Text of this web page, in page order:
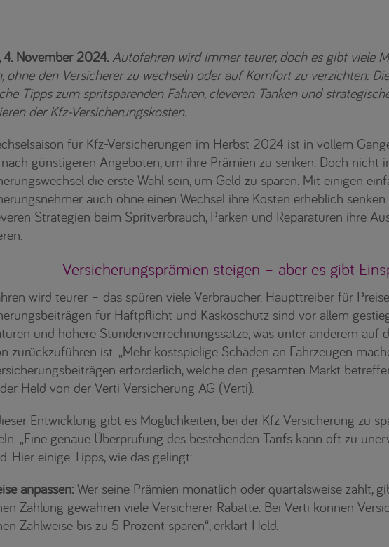
4. November 2024. Autofahren wird immer teurer, doch es gibt viele
ohne den Versicherer zu wechseln oder auf Komfort zu verzichten:
Tipps zum spritsparenden Fahren, cleveren Tanken und
der Kfz-Versicherungskosten.
für Kfz-Versicherungen im Herbst 2024 ist in vollem
günstigeren Angeboten, um ihre Prämien zu senken. Doch nicht
die erste Wahl sein, um Geld zu sparen. Mit einigen
auch ohne einen Wechsel ihre Kosten erheblich
Strategien beim Spritverbrauch, Parken und Reparaturen ihre
Versicherungsprämien steigen – aber es gibt
wird teurer – das spüren viele Verbraucher. Haupttreiber für
für Haftpflicht und Kaskoschutz sind vor allem
und höhere Stundenverrechnungssätze, was unter anderem auf
zurückzuführen ist. „Mehr kostspielige Schäden an Fahrzeugen
erforderlich, welche den gesamten Markt
Held von der Verti Versicherung AG (Verti).
Entwicklung gibt es Möglichkeiten, bei der Kfz-Versicherung zu
„Eine genaue Überprüfung des bestehenden Tarifs kann oft zu
Hier einige Tipps, wie das gelingt:
anpassen:Wer seine Prämien monatlich oder quartalsweise zahlt,
Zahlung gewähren viele Versicherer Rabatte. Bei Verti können
Zahlweise bis zu 5 Prozent sparen“, erklärt Held.